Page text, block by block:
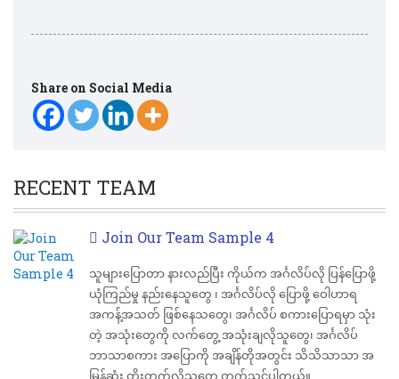
Share on Social Media
RECENT TEAM
Join Our Team Sample 4
သူများပြောတာ နားလည်ပြီး ကိုယ်က အင်္ဂလိပ်လို ပြန်ပြောဖို့
ယုံကြည်မှု နည်းနေသူတွေ ၊ အင်္ဂလိပ်လို ပြောဖို့ ဝေါဟာရ
အကန့်အသတ် ဖြစ်နေသတွေ၊ အင်္ဂလိပ် စကားပြောရမှာ သုံး
တဲ့ အသုံးတွေကို လက်တွေ့ အသုံးချလိုသူတွေ၊ အင်္ဂလိပ်
ဘာသာစကား အပြောကို အချိန်တိုအတွင်း သိသိသာသာ အ
မြန်ဆုံး တိုးတက်လိုသူတွေ တက်သင့်ပါတယ်။